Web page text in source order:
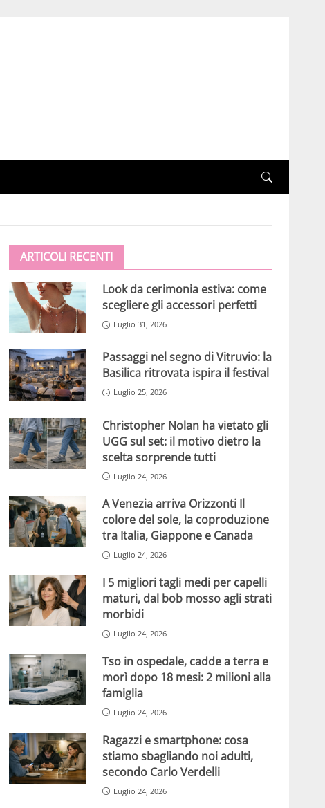
ARTICOLI RECENTI
Look da cerimonia estiva: come
scegliere gli accessori perfetti
Luglio 31, 2026
Passaggi nel segno di Vitruvio: la
Basilica ritrovata ispira il festival
Luglio 25, 2026
Christopher Nolan ha vietato gli
UGG sul set: il motivo dietro la
scelta sorprende tutti
Luglio 24, 2026
A Venezia arriva Orizzonti Il
colore del sole, la coproduzione
tra Italia, Giappone e Canada
Luglio 24, 2026
I 5 migliori tagli medi per capelli
maturi, dal bob mosso agli strati
morbidi
Luglio 24, 2026
Tso in ospedale, cadde a terra e
morì dopo 18 mesi: 2 milioni alla
famiglia
Luglio 24, 2026
Ragazzi e smartphone: cosa
stiamo sbagliando noi adulti,
secondo Carlo Verdelli
Luglio 24, 2026